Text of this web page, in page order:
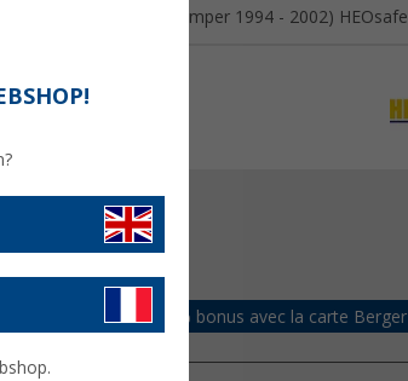
Boxer, Citroën Jumper 1994 - 2002) HEOsafe
PVC99,- €
€
Prix TTClivraison gratuite
Obtenez jusqu'à 5% bonus avec la carte Berger